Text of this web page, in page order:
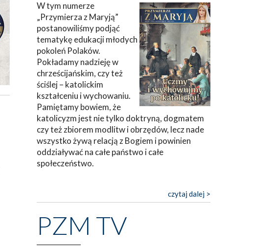
W tym numerze
„Przymierza z Maryją”
postanowiliśmy podjąć
tematykę edukacji młodych
pokoleń Polaków.
Pokładamy nadzieję w
chrześcijańskim, czy też
ściślej – katolickim
kształceniu i wychowaniu.
Pamiętamy bowiem, że
katolicyzm jest nie tylko doktryną, dogmatem
czy też zbiorem modlitw i obrzędów, lecz nade
wszystko żywą relacją z Bogiem i powinien
oddziaływać na całe państwo i całe
społeczeństwo.
czytaj dalej >
PZM TV